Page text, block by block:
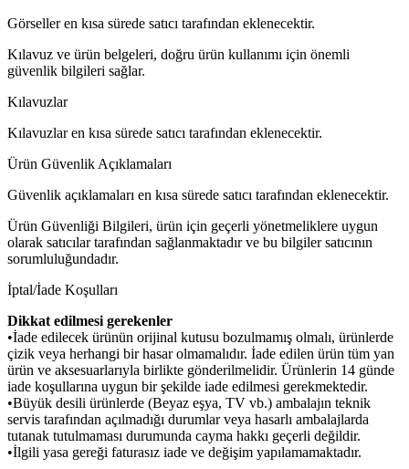
Görseller en kısa sürede satıcı tarafından eklenecektir.
Kılavuz ve ürün belgeleri, doğru ürün kullanımı için önemli
güvenlik bilgileri sağlar.
Kılavuzlar
Kılavuzlar en kısa sürede satıcı tarafından eklenecektir.
Ürün Güvenlik Açıklamaları
Güvenlik açıklamaları en kısa sürede satıcı tarafından eklenecektir.
Ürün Güvenliği Bilgileri, ürün için geçerli yönetmeliklere uygun
olarak satıcılar tarafından sağlanmaktadır ve bu bilgiler satıcının
sorumluluğundadır.
İptal/İade Koşulları
Dikkat edilmesi gerekenler
•İade edilecek ürünün orijinal kutusu bozulmamış olmalı, ürünlerde
çizik veya herhangi bir hasar olmamalıdır. İade edilen ürün tüm yan
ürün ve aksesuarlarıyla birlikte gönderilmelidir. Ürünlerin 14 günde
iade koşullarına uygun bir şekilde iade edilmesi gerekmektedir.
•Büyük desili ürünlerde (Beyaz eşya, TV vb.) ambalajın teknik
servis tarafından açılmadığı durumlar veya hasarlı ambalajlarda
tutanak tutulmaması durumunda cayma hakkı geçerli değildir.
•İlgili yasa gereği faturasız iade ve değişim yapılamamaktadır.